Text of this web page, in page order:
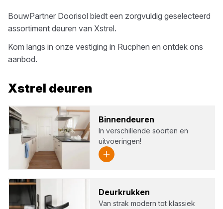
BouwPartner Doorisol biedt een zorgvuldig geselecteerd
assortiment deuren van Xstrel.
Kom langs in onze vestiging in Rucphen en ontdek ons
aanbod.
Xstrel deuren
Bin­nen­deu­ren
In verschillende soorten en
uitvoeringen!
Deur­kruk­ken
Van strak modern tot klassiek